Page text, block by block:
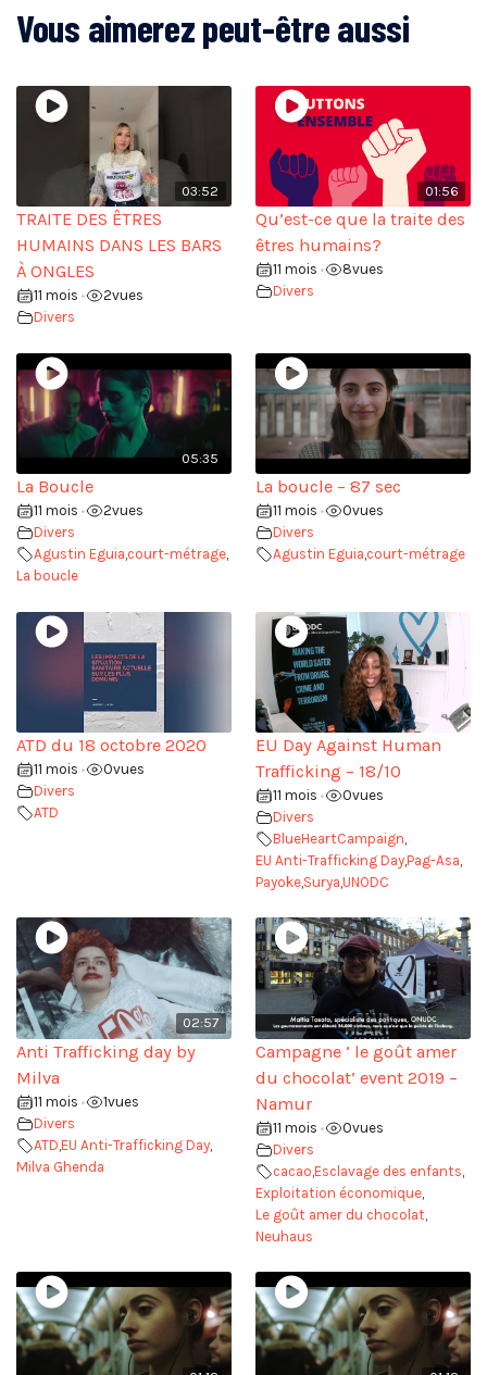
Vous aimerez peut-être aussi
03:52
TRAITE DES ÊTRES
HUMAINS DANS LES BARS
À ONGLES
11 mois • 2vues
Divers
01:56
Qu’est-ce que la traite des
êtres humains?
11 mois • 8vues
Divers
05:35
La Boucle
11 mois • 2vues
Divers
Agustin Eguia,court-métrage,
La boucle
La boucle – 87 sec
11 mois • 0vues
Divers
Agustin Eguia,court-métrage
ATD du 18 octobre 2020
11 mois • 0vues
Divers
ATD
EU Day Against Human
Trafficking – 18/10
11 mois • 0vues
Divers
BlueHeartCampaign
EU Anti-Trafficking Day,Pag-Asa
Payoke Surya ,UNODC
02:57
Anti Trafficking day by
Milva
11 mois • 1vues
Divers
ATD EU Anti-Trafficking Day
Milva Ghenda
Campagne ‘ le goût amer
du chocolat’ event 2019 –
Namur
11 mois • 0vues
Divers
cacao ,Esclavage des enfants
Exploitation économique
Le goût amer du chocolat
Neuhaus